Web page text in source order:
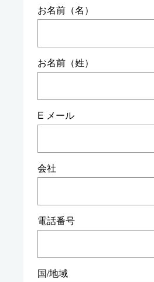
お名前（名）
お名前（姓）
E メール
会社
電話番号
国/地域